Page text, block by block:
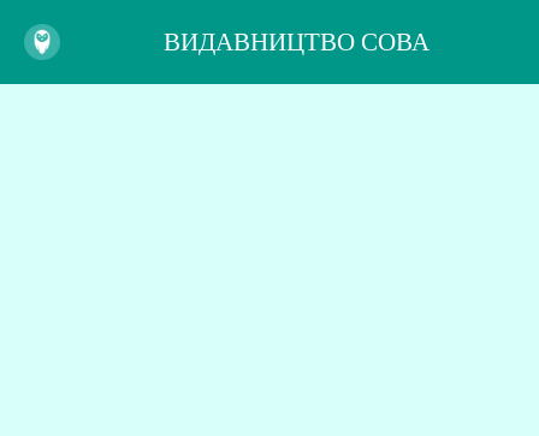
ВИДАВНИЦТВО СОВА